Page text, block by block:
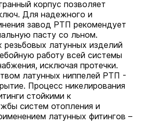
корпус позволяет
Для надежного и
завод РТП рекомендует
пасту со льном.
латунных изделий
работу всей системы
исключая протечки.
латунных ниппелей РТП -
Процесс никелирования
стойкими к
систем отопления и
латунных фитингов –